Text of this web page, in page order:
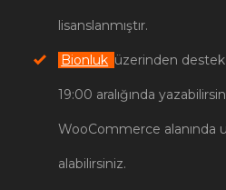
lisanslanmıştır.
Bionluk üzerinden
19:00 aralığında
WooCommerce alanında
alabilirsiniz.